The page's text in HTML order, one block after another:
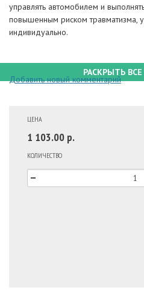
управлять автомобилем и
повышенным риском травматизма,
индивидуально.
РАСКРЫТЬ
Добавить новый комментарий
ЦЕНА
1 103.00 р.
КОЛИЧЕСТВО